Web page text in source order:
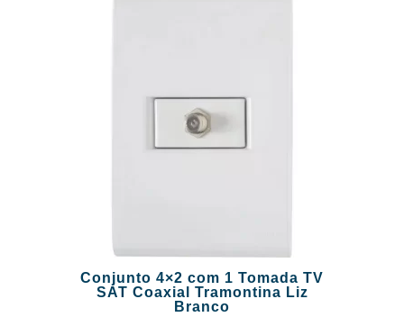
Conjunto 4×2 com 1 Tomada TV
SAT Coaxial Tramontina Liz
Branco